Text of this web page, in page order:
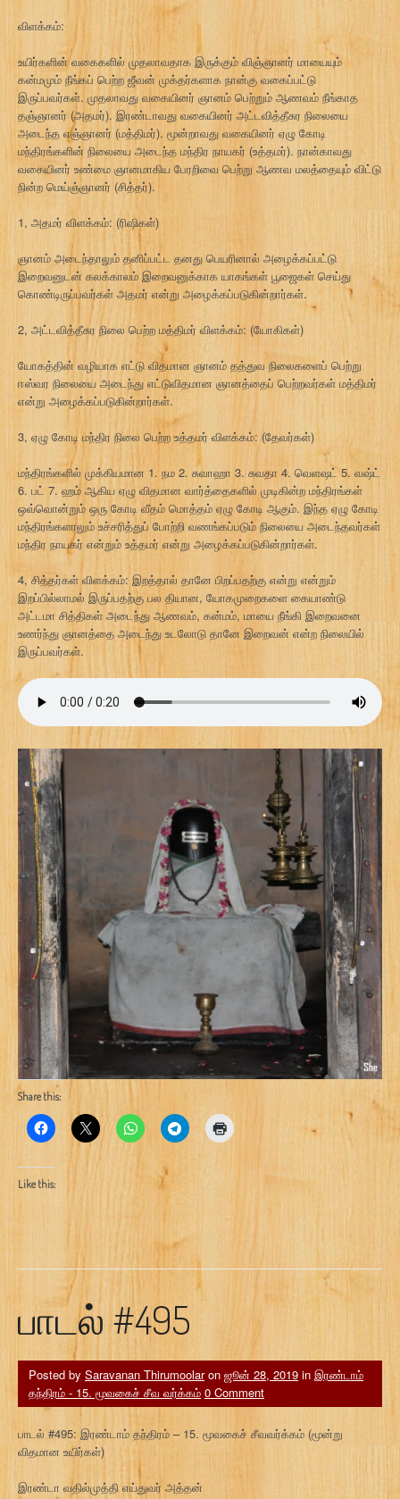
விளக்கம்:
உயிர்களின் வகைகளில் முதலாவதாக இருக்கும் விஞ்ஞானர் மாயையும்
கன்மமும் நீங்கப் பெற்ற ஜீவன் முக்தர்களாக நான்கு வகைப்பட்டு
இருப்பவர்கள். முதலாவது வகையினர் ஞானம் பெற்றும் ஆணவம் நீங்காத
தஞ்ஞானர் (அதமர்). இரண்டாவது வகையினர் அட்டவித்தீசுர நிலையை
அடைந்த எஞ்ஞானர் (மத்திமர்). மூன்றாவது வகையினர் ஏழு கோடி
மந்திரங்களின் நிலையை அடைந்த மந்திர நாயகர் (உத்தமர்). நான்காவது
வகையினர் உண்மை ஞானமாகிய பேரறிவை பெற்று ஆணவ மலத்தையும் விட்டு
நின்ற மெய்ஞ்ஞானர் (சித்தர்).
1, அதமர் விளக்கம்: (ரிஷிகள்)
ஞானம் அடைந்தாலும் தனிப்பட்ட தனது பெயரினால் அழைக்கப்பட்டு
இறைவனுடன் கலக்காலம் இறைவனுக்காக யாகங்கள் பூஜைகள் செய்து
கொண்டிருப்பவர்கள் அதமர் என்று அழைக்கப்படுகின்றார்கள்.
2, அட்டவித்தீசுர நிலை பெற்ற மத்திமர் விளக்கம்: (யோகிகள்)
யோகத்தின் வழியாக எட்டு விதமான ஞானம் தத்துவ நிலைகளைப் பெற்று
ஈஸ்வர நிலையை அடைந்து எட்டுவிதமான ஞானத்தைப் பெற்றவர்கள் மத்திமர்
என்று அழைக்கப்படுகின்றார்கள்.
3, ஏழு கோடி மந்திர நிலை பெற்ற உத்தமர் விளக்கம்: (தேவர்கள்)
மந்திரங்களில் முக்கியமான 1. நம 2. சுவாஹா 3. சுவதா 4. வெளஷட் 5. வஷ்ட்
6. பட் 7. ஹம் ஆகிய ஏழு விதமான வார்த்தைகளில் முடிகின்ற மந்திரங்கள்
ஒவ்வொன்றும் ஒரு கோடி வீதம் மொத்தம் ஏழு கோடி ஆகும். இந்த ஏழு கோடி
மந்திரங்களாலும் உச்சரித்துப் போற்றி வணங்கப்படும் நிலையை அடைந்தவர்கள்
மந்திர நாயகர் என்றும் உத்தமர் என்று அழைக்கப்படுகின்றார்கள்.
4, சித்தர்கள் விளக்கம்: இறத்தால் தானே பிறப்பதற்கு என்று என்றும்
இறப்பில்லாமல் இருப்பதற்கு பல தியான, யோகமுறைகளை கையாண்டு
அட்டமா சித்திகள் அடைந்து ஆணவம், கன்மம், மாயை நீங்கி இறைவனை
உணர்ந்து ஞானத்தை அடைந்து உடலோடு தானே இறைவன் என்ற நிலையில்
இருப்பவர்கள்.
Share this:
Like this:
பாடல் #495
Posted by Saravanan Thirumoolaron ஜூன் 28, 2019 in இரண்டாம்
தந்திரம் - 15. மூவகைச் சீவ வர்க்கம் 0 Comment
பாடல் #495: இரண்டாம் தந்திரம் – 15. மூவகைச் சீவவர்க்கம் (மூன்று
விதமான உயிர்கள்)
இரண்டா வதில்முத்தி எய்துவர் அத்தன்